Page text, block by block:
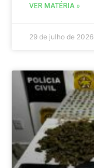
VER MATÉRIA »
29 de julho de 2026